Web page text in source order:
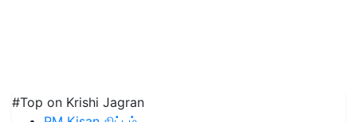
#Top on Krishi Jagran